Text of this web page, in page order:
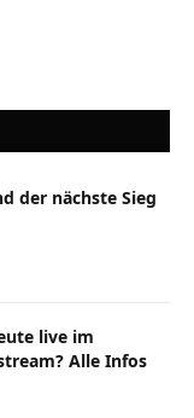
der nächste Sieg
live im
Alle Infos